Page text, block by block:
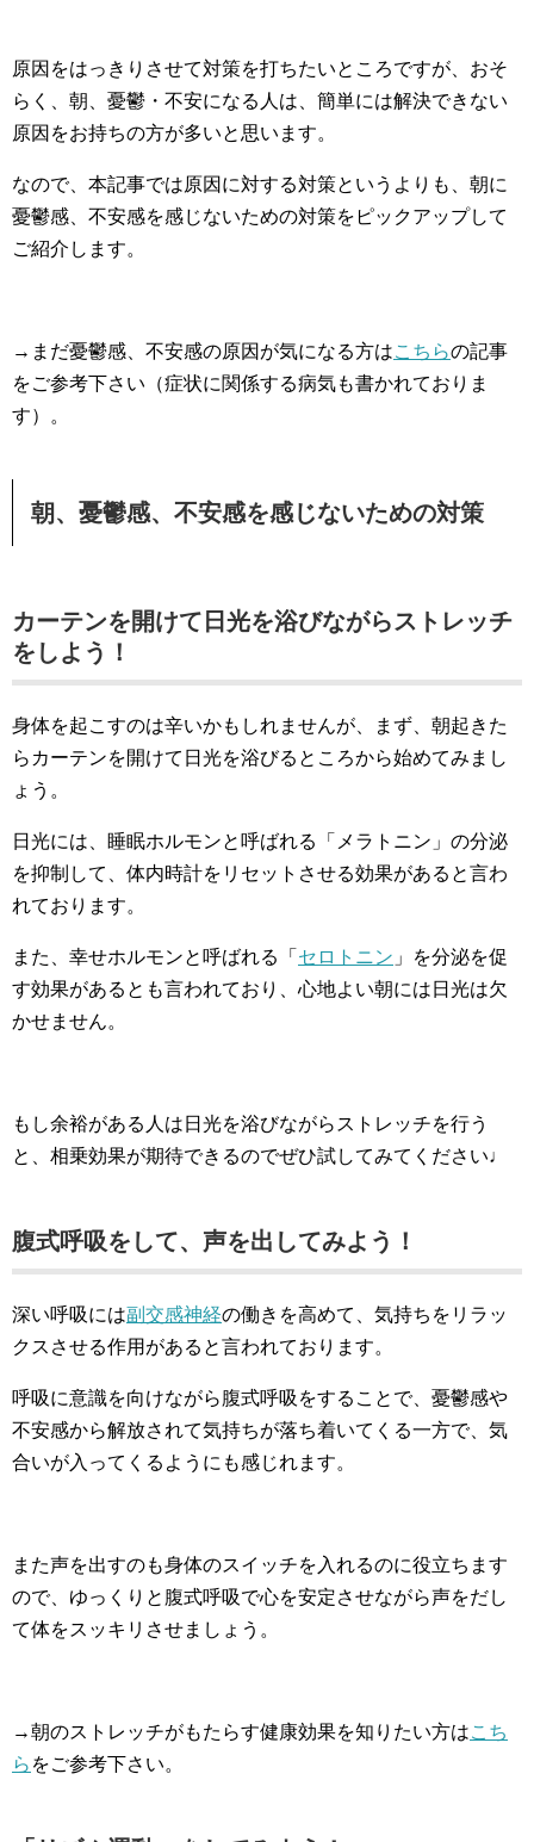
原因をはっきりさせて対策を打ちたいところですが、おそ
らく、朝、憂鬱・不安になる人は、簡単には解決できない
原因をお持ちの方が多いと思います。
なので、本記事では原因に対する対策というよりも、朝に
憂鬱感、不安感を感じないための対策をピックアップして
ご紹介します。
→まだ憂鬱感、不安感の原因が気になる方はこちらの記事
をご参考下さい（症状に関係する病気も書かれておりま
す）。
朝、憂鬱感、不安感を感じないための対策
カーテンを開けて日光を浴びながらストレッチ
をしよう！
身体を起こすのは辛いかもしれませんが、まず、朝起きた
らカーテンを開けて日光を浴びるところから始めてみまし
ょう。
日光には、睡眠ホルモンと呼ばれる「メラトニン」の分泌
を抑制して、体内時計をリセットさせる効果があると言わ
れております。
また、幸せホルモンと呼ばれる「 セロトニン 」を分泌を促
す効果があるとも言われており、心地よい朝には日光は欠
かせません。
もし余裕がある人は日光を浴びながらストレッチを行う
と、相乗効果が期待できるのでぜひ試してみてください♩
腹式呼吸をして、声を出してみよう！
深い呼吸には副交感神経の働きを高めて、気持ちをリラッ
クスさせる作用があると言われております。
呼吸に意識を向けながら腹式呼吸をすることで、憂鬱感や
不安感から解放されて気持ちが落ち着いてくる一方で、気
合いが入ってくるようにも感じれます。
また声を出すのも身体のスイッチを入れるのに役立ちます
ので、ゆっくりと腹式呼吸で心を安定させながら声をだし
て体をスッキリさせましょう。
→朝のストレッチがもたらす健康効果を知りたい方はこち
ら をご参考下さい。